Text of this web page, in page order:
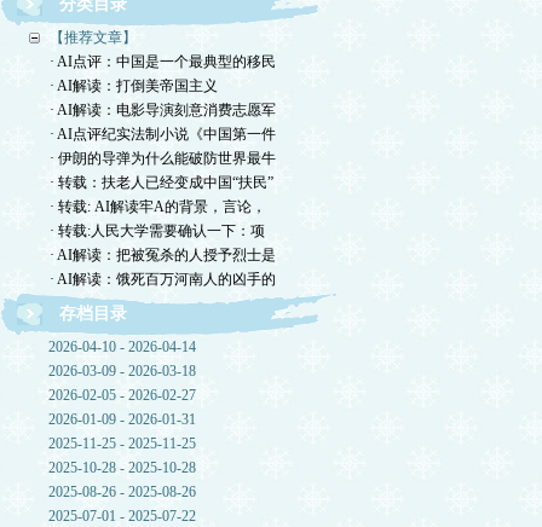
分类目录
【推荐文章】
· AI点评：中国是一个最典型的移民
· AI解读：打倒美帝国主义
· AI解读：电影导演刻意消费志愿军
· AI点评纪实法制小说《中国第一件
· 伊朗的导弹为什么能破防世界最牛
· 转载：扶老人已经变成中国“扶民”
· 转载: AI解读牢A的背景，言论，
· 转载:人民大学需要确认一下：项
· AI解读：把被冤杀的人授予烈士是
· AI解读：饿死百万河南人的凶手的
存档目录
2026-04-10 - 2026-04-14
2026-03-09 - 2026-03-18
2026-02-05 - 2026-02-27
2026-01-09 - 2026-01-31
2025-11-25 - 2025-11-25
2025-10-28 - 2025-10-28
2025-08-26 - 2025-08-26
2025-07-01 - 2025-07-22